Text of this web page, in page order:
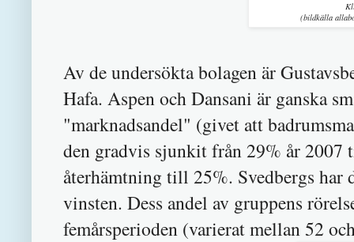
(bildkälla
Av de undersökta bolagen är
Hafa. Aspen och Dansani är ganska
"marknadsandel" (givet att
den gradvis sjunkit från 29% år 2007
återhämtning till 25%. Svedbergs
vinsten. Dess andel av gruppens
femårsperioden (varierat mellan 52